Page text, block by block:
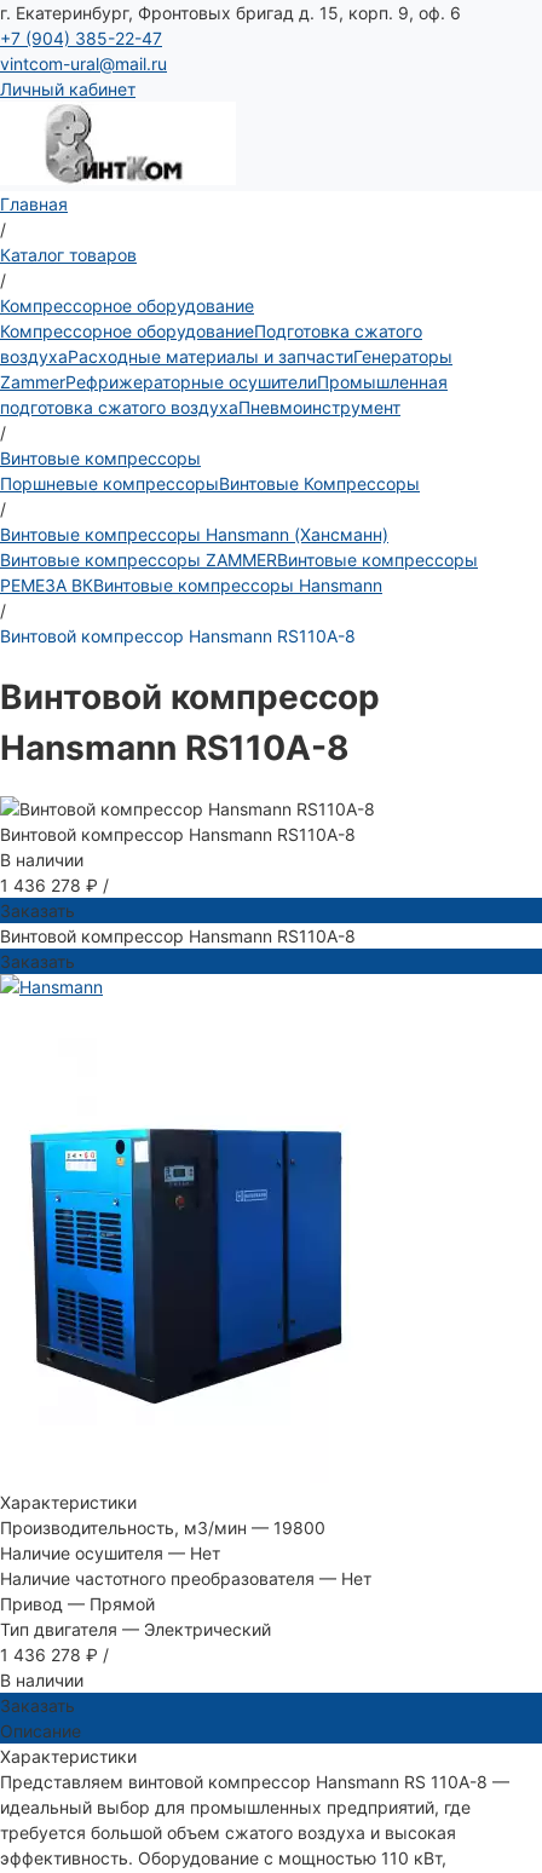
г. Екатеринбург, Фронтовых бригад д. 15, корп. 9, оф. 6
+7 (904) 385-22-47
vintcom-ural@mail.ru
Личный кабинет
Главная
/
Каталог товаров
/
Компрессорное оборудование
Компрессорное оборудованиеПодготовка сжатого
воздухаРасходные материалы и запчастиГенераторы
ZammerРефрижераторные осушителиПромышленная
подготовка сжатого воздухаПневмоинструмент
/
Винтовые компрессоры
Поршневые компрессорыВинтовые Компрессоры
/
Винтовые компрессоры Hansmann (Хансманн)
Винтовые компрессоры ZAMMERВинтовые компрессоры
РЕМЕЗА ВКВинтовые компрессоры Hansmann
/
Винтовой компрессор Hansmann RS110A-8
Винтовой компрессор
Hansmann RS110A-8
Винтовой компрессор Hansmann RS110A-8
В наличии
1 436 278 ₽ /
Заказать
Винтовой компрессор Hansmann RS110A-8
Заказать
Характеристики
Производительность, м3/мин — 19800
Наличие осушителя — Нет
Наличие частотного преобразователя — Нет
Привод — Прямой
Тип двигателя — Электрический
1 436 278 ₽ /
В наличии
Заказать
Описание
Характеристики
Представляем винтовой компрессор Hansmann RS 110A-8 —
идеальный выбор для промышленных предприятий, где
требуется большой объем сжатого воздуха и высокая
эффективность. Оборудование с мощностью 110 кВт,